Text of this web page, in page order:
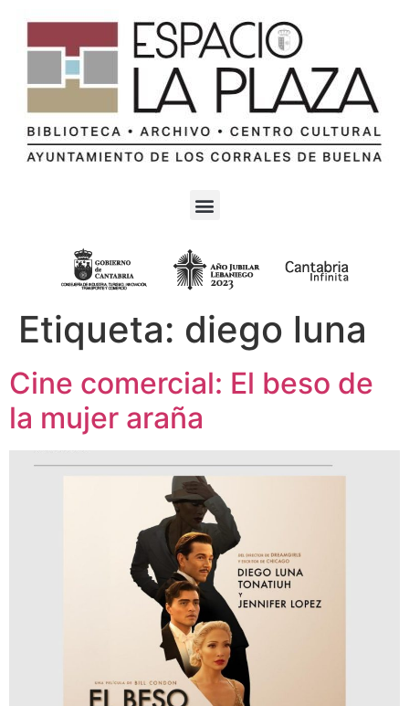
Etiqueta: diego luna
Cine comercial: El beso de
la mujer araña